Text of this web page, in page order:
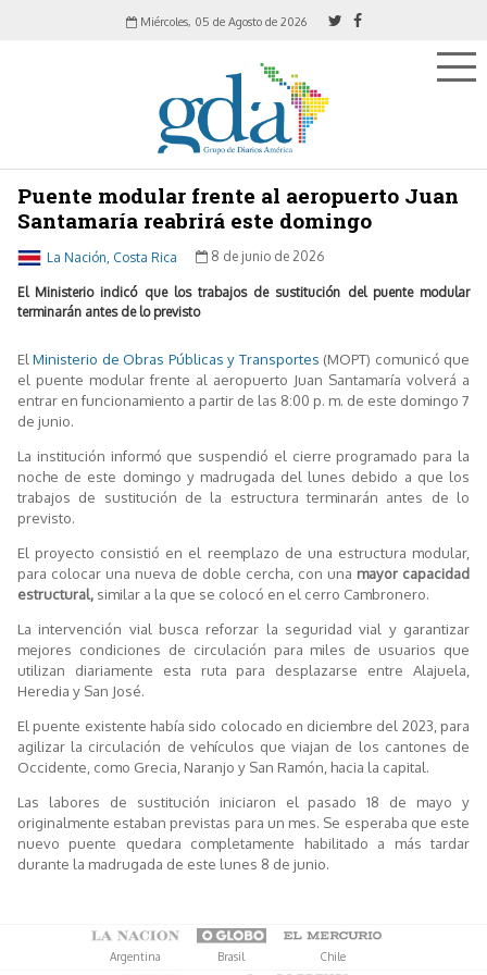
Miércoles, 05 de Agosto de 2026
Puente modular frente al aeropuerto Juan
Santamaría reabrirá este domingo
La Nación, Costa Rica 8 de junio de 2026
El Ministerio indicó que los trabajos de sustitución del puente modular
terminarán antes de lo previsto
ElMinisterio de Obras Públicas y Transportes (MOPT) comunicó que
el puente modular frente al aeropuerto Juan Santamaría volverá a
entrar en funcionamiento a partir de las 8:00 p. m. de este domingo 7
de junio.
La institución informó que suspendió el cierre programado para la
noche de este domingo y madrugada del lunes debido a que los
trabajos de sustitución de la estructura terminarán antes de lo
previsto.
El proyecto consistió en el reemplazo de una estructura modular,
para colocar una nueva de doble cercha, con una mayor capacidad
estructural, similar a la que se colocó en el cerro Cambronero.
La intervención vial busca reforzar la seguridad vial y garantizar
mejores condiciones de circulación para miles de usuarios que
utilizan diariamente esta ruta para desplazarse entre Alajuela,
Heredia y San José.
El puente existente había sido colocado en diciembre del 2023, para
agilizar la circulación de vehículos que viajan de los cantones de
Occidente, como Grecia, Naranjo y San Ramón, hacia la capital.
Las labores de sustitución iniciaron el pasado 18 de mayo y
originalmente estaban previstas para un mes. Se esperaba que este
nuevo puente quedara completamente habilitado a más tardar
durante la madrugada de este lunes 8 de junio.
Argentina Brasil Chile